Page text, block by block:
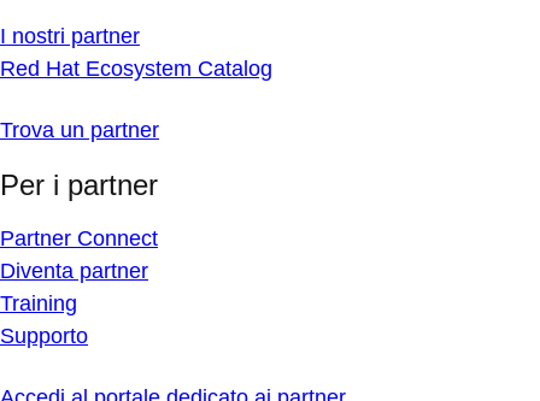
I nostri partner
Red Hat Ecosystem Catalog
Trova un partner
Per i partner
Partner Connect
Diventa partner
Training
Supporto